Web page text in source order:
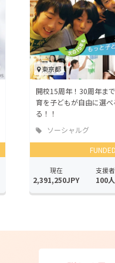
東京都
開校15周年！30周年ま
育を子どもが自由に選べ
る！！
ソーシャルグ
ッド
FUNDED
現在
2,391,250JPY
支援者
100人